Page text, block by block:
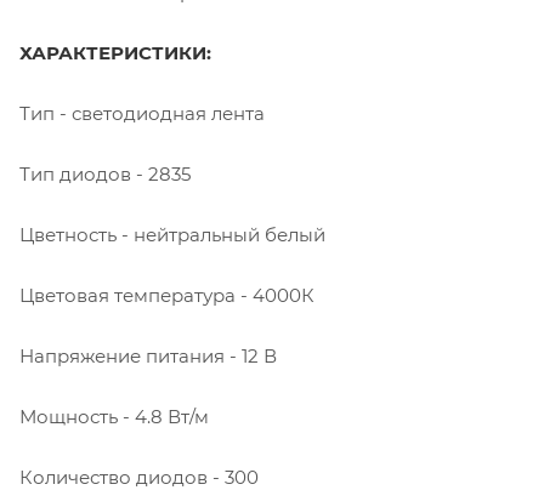
ХАРАКТЕРИСТИКИ:
Тип - светодиодная лента
Тип диодов - 2835
Цветность - нейтральный белый
Цветовая температура - 4000К
Напряжение питания - 12 В
Мощность - 4.8 Вт/м
Количество диодов - 300